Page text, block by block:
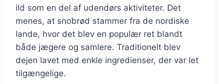
ild som en del af udendørs aktiviteter. Det
menes, at snobrød stammer fra de nordiske
lande, hvor det blev en populær ret blandt
både jægere og samlere. Traditionelt blev
dejen lavet med enkle ingredienser, der var let
tilgængelige.